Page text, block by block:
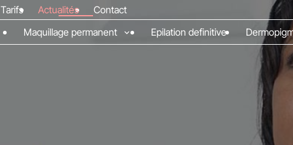
Tarifs Actualités
Contact
Maquillage permanent
Epilation definitive